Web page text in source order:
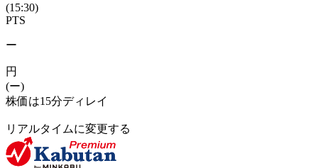
(15:30)
PTS
ー
円
(ー)
株価は15分ディレイ
リアルタイムに変更する